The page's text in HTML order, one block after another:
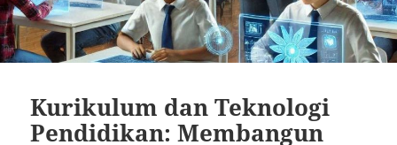
Kurikulum dan Teknologi
Pendidikan: Membangun